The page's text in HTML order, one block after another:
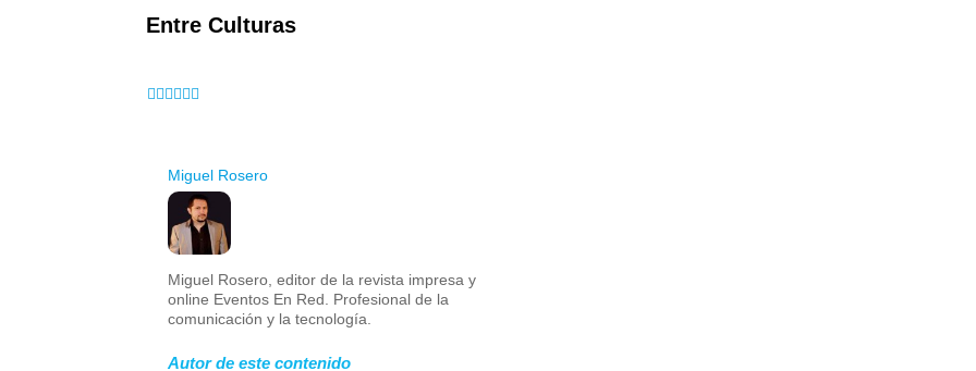
Entre Culturas
Miguel Rosero
Miguel Rosero, editor de la revista impresa y
online Eventos En Red. Profesional de la
comunicación y la tecnología.
Autor de este contenido